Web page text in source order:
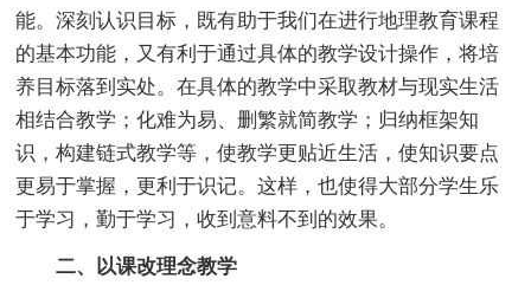
能。深刻认识目标，既有助于我们在进行地理教育课程
的基本功能，又有利于通过具体的教学设计操作，将培
养目标落到实处。在具体的教学中采取教材与现实生活
相结合教学；化难为易、删繁就简教学；归纳框架知
识，构建链式教学等，使教学更贴近生活，使知识要点
更易于掌握，更利于识记。这样，也使得大部分学生乐
于学习，勤于学习，收到意料不到的效果。
二、以课改理念教学